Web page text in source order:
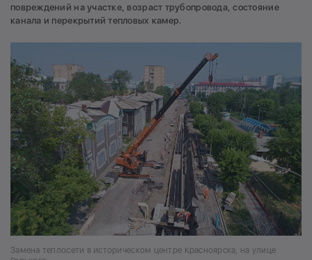
повреждений на участке, возраст трубопровода, состояние
канала и перекрытий тепловых камер.
Замена теплосети в историческом центре Красноярска, на улице